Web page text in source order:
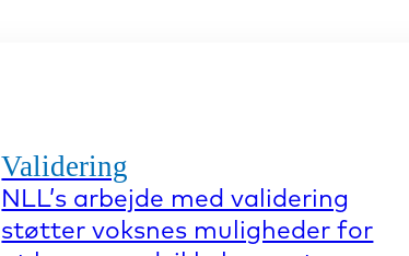
Validering
NLL’s arbejde med validering
støtter voksnes muligheder for